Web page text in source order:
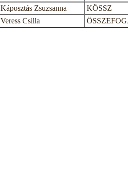
Káposztás Zsuzsanna
KÖSSZ
Veress Csilla